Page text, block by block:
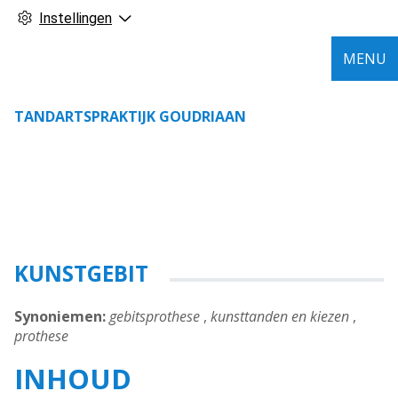
Instellingen
TANDARTSPRAKTIJK GOUDRIAAN
MENU
KUNSTGEBIT
Synoniemen:gebitsprothese , kunsttanden en kiezen ,
prothese
INHOUD